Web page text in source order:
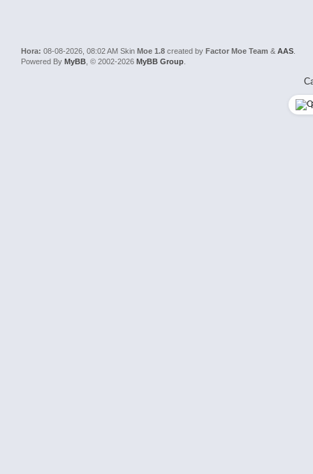
Hora: 08-08-2026, 08:02 AMSkin Moe 1.8 created by Factor Moe Team &AAS
Powered By MyBB , © 2002-2026 MyBB Group